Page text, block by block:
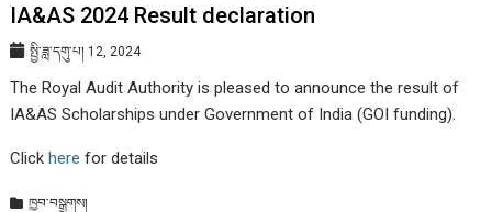
IA&AS 2024 Result declaration
སྤྱི་ཟླ་དགུ་པ། 12, 2024
The Royal Audit Authority is pleased to announce the result of
IA&AS Scholarships under Government of India (GOI funding).
Clickherefor details
ཁྱབ་བསྒྲགས།